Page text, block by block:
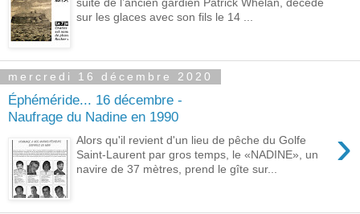
sur les glaces avec son fils le 14 ...
mercredi 16 décembre 2020
Éphéméride... 16 décembre -
Naufrage du Nadine en 1990
›
Alors qu'il revient d'un lieu de pêche du Golfe
Saint-Laurent par gros temps, le «NADINE», un
navire de 37 mètres, prend le gîte sur...